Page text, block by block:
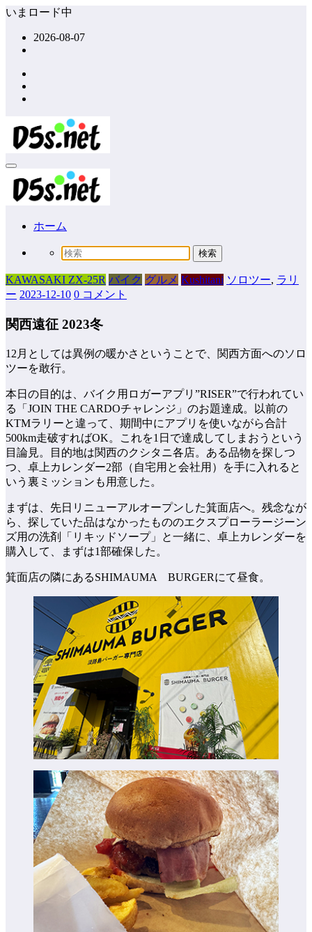
コ
ッ
プ
いまロード中
2026-08-07
ホーム
KAWASAKI ZX-25R バイク グルメ Kushitani ソロツー, ラリ
ー 2023-12-10 0 コメント
関西遠征 2023冬
12月としては異例の暖かさということで、関西方面へのソロ
ツーを敢行。
本日の目的は、バイク用ロガーアプリ”RISER”で行われてい
る「JOIN THE CARDOチャレンジ」のお題達成。以前の
KTMラリーと違って、期間中にアプリを使いながら合計
500km走破すればOK。これを1日で達成してしまおうという
目論見。目的地は関西のクシタニ各店。ある品物を探しつ
つ、卓上カレンダー2部（自宅用と会社用）を手に入れると
いう裏ミッションも用意した。
まずは、先日リニューアルオープンした箕面店へ。残念なが
ら、探していた品はなかったもののエクスプローラージーン
ズ用の洗剤「リキッドソープ」と一緒に、卓上カレンダーを
購入して、まずは1部確保した。
箕面店の隣にあるSHIMAUMA BURGERにて昼食。